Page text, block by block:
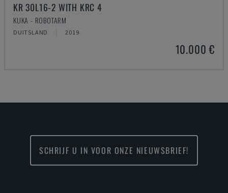
KR 30L16-2 WITH KRC 4
KUKA - ROBOTARM
DUITSLAND 2019
10.000 €
SCHRIJF U IN VOOR ONZE NIEUWSBRIEF!